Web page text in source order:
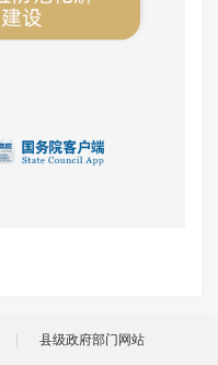
县级政府部门网站